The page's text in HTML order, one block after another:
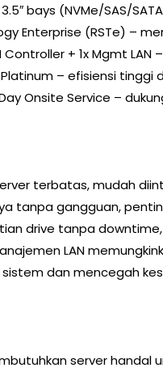
bays (NVMe/SAS/
Enterprise (RSTe) –
Controller + 1x Mgmt
Platinum – efisiensi
Onsite Service –
terbatas, mudah
tanpa gangguan,
drive tanpa
LAN
dan mencegah
server handal